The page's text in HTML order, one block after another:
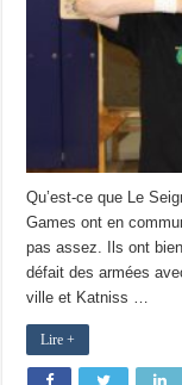
Qu’est-ce que Le
Games ont en
pas assez. Ils ont
défait des armées
ville et Katniss …
Lire +